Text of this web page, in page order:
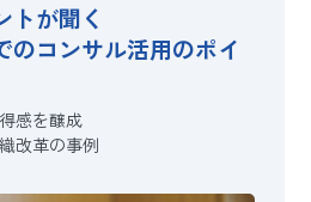
トが聞く
のコンサル活用のポイ
感を醸成
改革の事例